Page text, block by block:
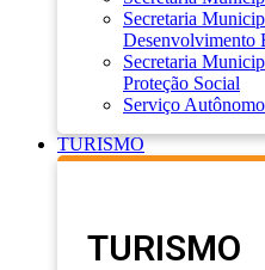
Secretaria
Desenvolvimento
Secretaria
Proteção Social
Serviço
TURISMO
TURISMO